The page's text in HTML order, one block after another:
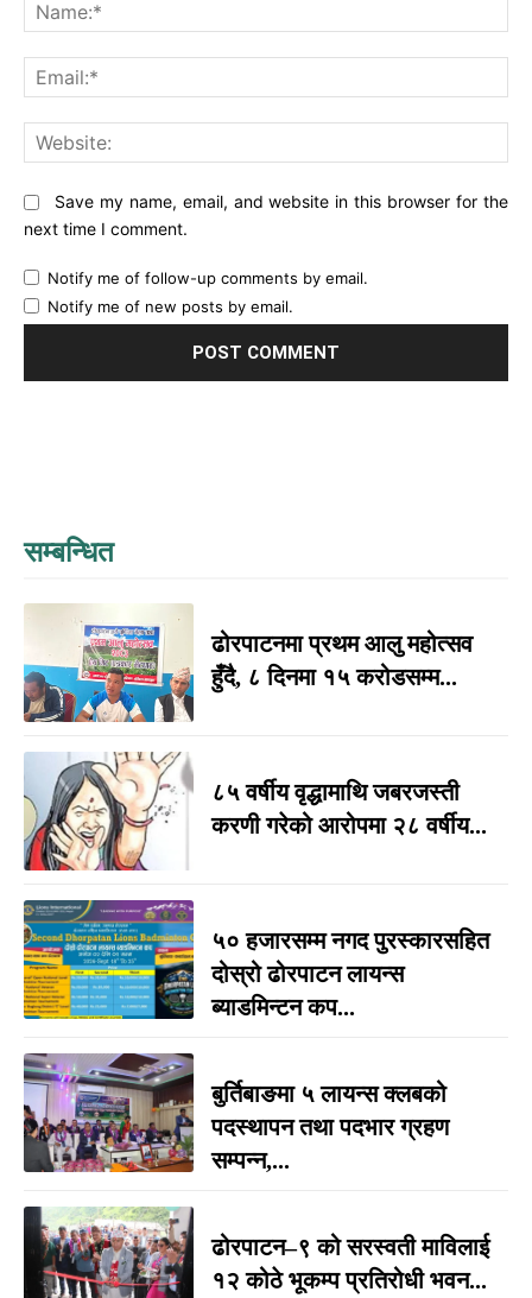
Save my name, email, and website in this browser for the
next time I comment.
Notify me of follow-up comments by email.
Notify me of new posts by email.
सम्बन्धित
ढोरपाटनमा प्रथम आलु महोत्सव
हुँदै, ८ दिनमा १५ करोडसम्म...
८५ वर्षीय वृद्धामाथि जबरजस्ती
करणी गरेको आरोपमा २८ वर्षीय...
५० हजारसम्म नगद पुरस्कारसहित
दोस्रो ढोरपाटन लायन्स
ब्याडमिन्टन कप...
बुर्तिबाङमा ५ लायन्स क्लबको
पदस्थापन तथा पदभार ग्रहण
सम्पन्न,...
ढोरपाटन–९ को सरस्वती माविलाई
१२ कोठे भूकम्प प्रतिरोधी भवन...